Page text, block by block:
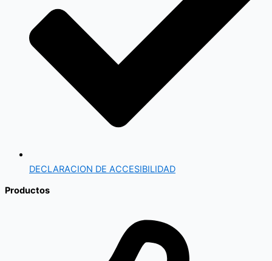
DECLARACION DE ACCESIBILIDAD
Productos